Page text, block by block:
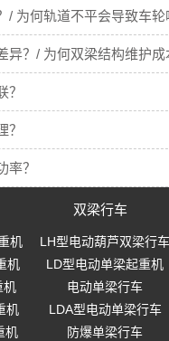
为何轨道不平会导致车轮
？/ 为何双梁结构维护成
？
机
机
机
机
机
双梁行车
LH型电动葫芦双梁行车
LD型电动单梁起重机
电动单梁行车
LDA型电动单梁行车
防爆单梁行车